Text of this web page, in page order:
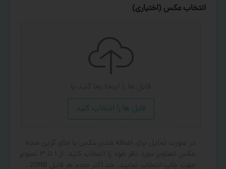
انتخاب عکس (اختیاری)
فایل ها را انتخاب کنید